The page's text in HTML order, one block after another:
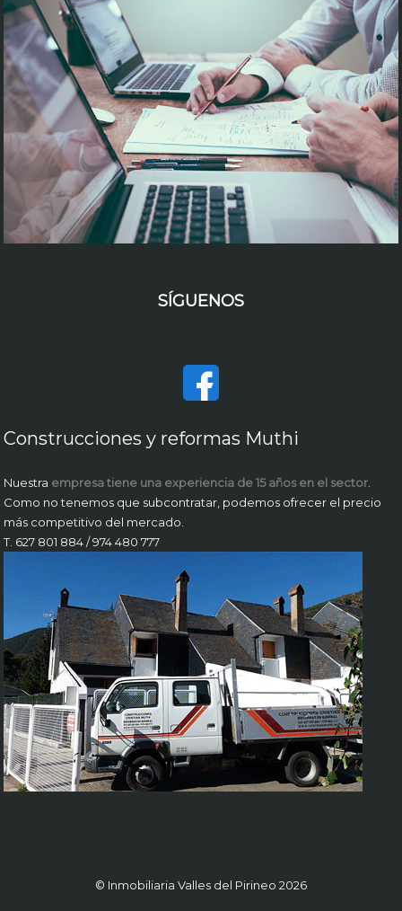
SÍGUENOS
Construcciones y reformas Muthi
Nuestra empresa tiene una experiencia de 15 años en el sector
Como no tenemos que subcontratar, podemos ofrecer el precio
más competitivo del mercado.
T. 627 801 884 / 974 480 777
© Inmobiliaria Valles del Pirineo 2026